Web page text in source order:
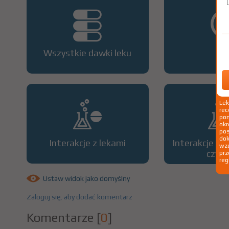
Wszystkie dawki leku
Interakcje z lekami
Interakcje z
Ustaw widok jako domyślny
Zaloguj się, aby dodać komentarz
Komentarze [0]